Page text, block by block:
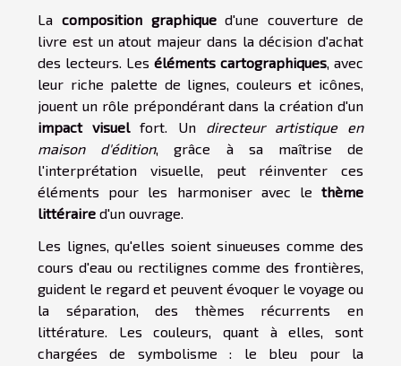
La composition graphiqued'une couverture de
livre est un atout majeur dans la décision d'achat
des lecteurs. Les éléments cartographiques, avec
leur riche palette de lignes, couleurs et icônes,
jouent un rôle prépondérant dans la création d'un
impact visuelfort. Un directeur artistique en
maison d'édition, grâce à sa maîtrise de
l'interprétation visuelle, peut réinventer ces
éléments pour les harmoniser avec le thème
littéraire d'un ouvrage.
Les lignes, qu'elles soient sinueuses comme des
cours d'eau ou rectilignes comme des frontières,
guident le regard et peuvent évoquer le voyage ou
la séparation, des thèmes récurrents en
littérature. Les couleurs, quant à elles, sont
chargées de symbolisme : le bleu pour la